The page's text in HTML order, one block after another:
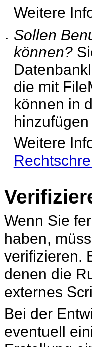
Weitere
•
Sollen
können?
die mit
können in
Weitere
Wenn Sie
haben,
verifizieren.
denen die
externes
Bei der
eventuell